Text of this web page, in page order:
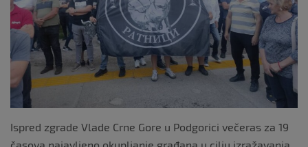
Ispred zgrade Vlade Crne Gore u Podgorici večeras za 19
časova najavljeno okupljanje građana u cilju izražavanja